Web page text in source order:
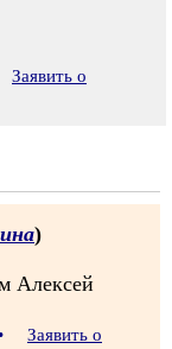
Заявить о
)
Алексей
•
Заявить о